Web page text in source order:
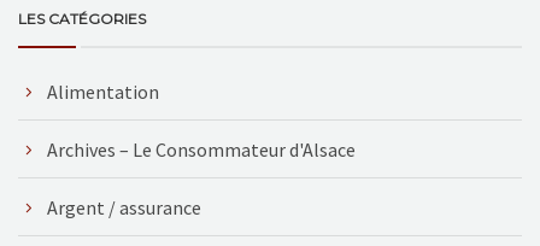
LES CATÉGORIES
Alimentation
Archives – Le Consommateur d'Alsace
Argent / assurance